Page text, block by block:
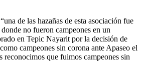
de las hazañas de esta asociación fue
no fueron campeones en un
en Tepic Nayarit por la decisión de
campeones sin corona ante Apaseo el
reconocimos que fuimos campeones sin